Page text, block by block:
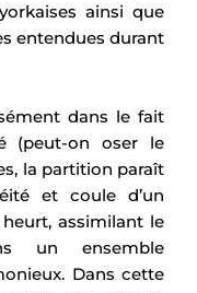
ainsi que
entendues durant
dans le fait
(peut-on oser le
la partition paraît
et coule d’un
assimilant le
un ensemble
Dans cette